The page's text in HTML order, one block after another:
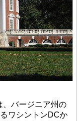
バージニア州の
ワシントンDCか